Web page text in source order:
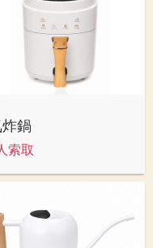
鍋
索取